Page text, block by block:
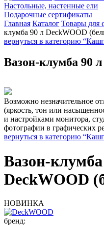
Настольные, настенные ели
Подарочные сертификаты
Главная Каталог Товары для
клумба 90 л DeckWOOD
вернуться в категорию
Вазон-клумба 90
Возможно незначительное
(яркость, тон или
и настройками монитора,
фотографии в графических
вернуться в категорию
Вазон-
DeckWOOD
НОВИНКА
бренд: